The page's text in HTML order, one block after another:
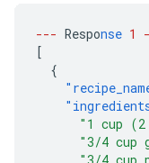
--- Response 1
[
{
"1 cup
"3/4 cup